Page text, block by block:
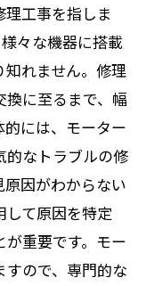
工事を指しま
々な機器に搭載
れません。修理
に至るまで、幅
には、モーター
的なトラブルの修
因がわからない
して原因を特定
重要です。モー
ので、専門的な